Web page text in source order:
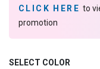
CLICK HEREto
promotion
SELECT COLOR